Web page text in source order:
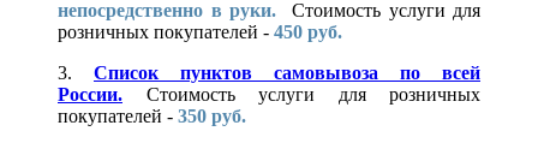
непосредственно в руки.
Стоимость услуги для
розничных покупателей - 450 руб.
3. Список пунктов самовывоза по всей
России.
Стоимость услуги для розничных
покупателей - 350 руб.